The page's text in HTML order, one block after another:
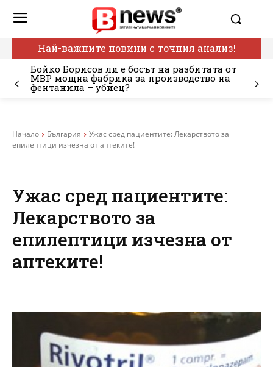
Най-важните новини с точния анализ!
Бойко Борисов ли е босът на разбитата от
МВР мощна фабрика за производство на
фентанила – убиец?
Начало България
Ужас сред пациентите: Лекарството за
епилептици изчезна от аптеките!
Ужас сред пациентите:
Лекарството за
епилептици изчезна от
аптеките!